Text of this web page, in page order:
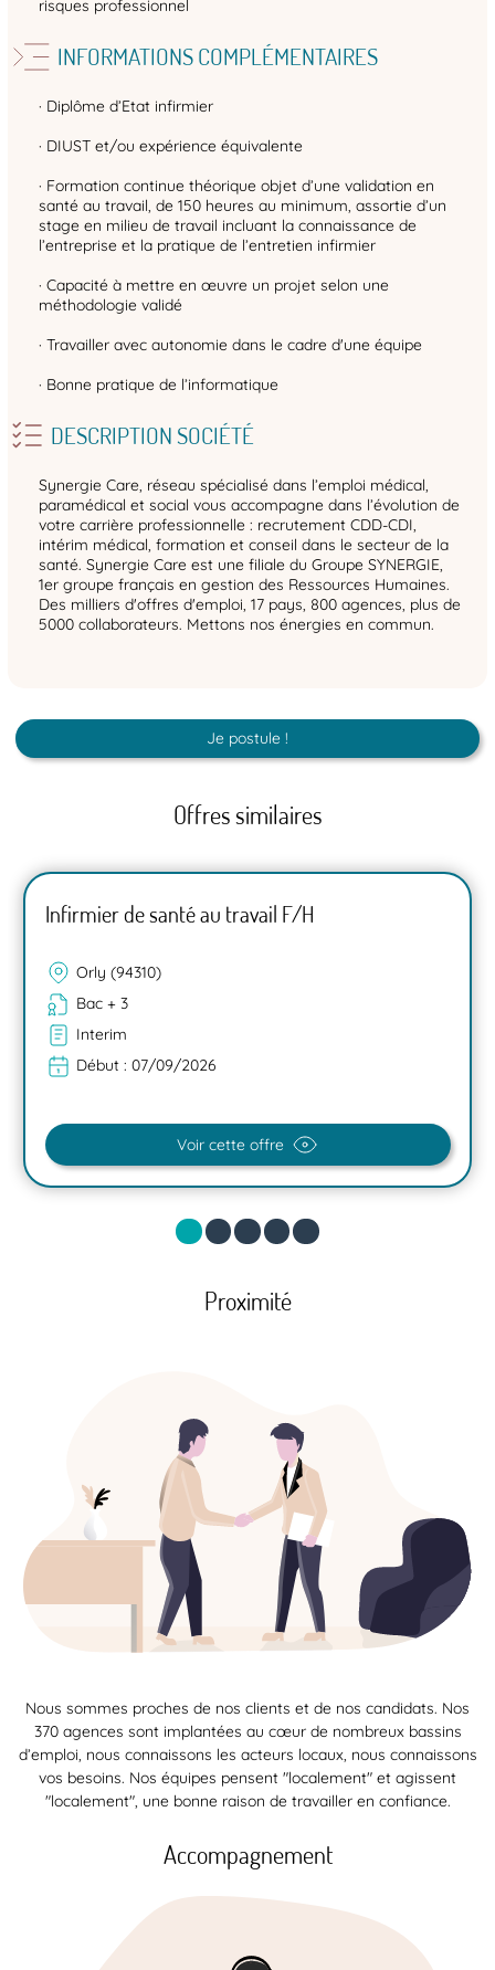
risques professionnel
INFORMATIONS COMPLÉMENTAIRES
· Diplôme d’Etat infirmier
· DIUST et/ou expérience équivalente
· Formation continue théorique objet d’une validation en
santé au travail, de 150 heures au minimum, assortie d’un
stage en milieu de travail incluant la connaissance de
l’entreprise et la pratique de l’entretien infirmier
· Capacité à mettre en œuvre un projet selon une
méthodologie validé
· Travailler avec autonomie dans le cadre d'une équipe
· Bonne pratique de l’informatique
DESCRIPTION SOCIÉTÉ
Synergie Care, réseau spécialisé dans l’emploi médical,
paramédical et social vous accompagne dans l’évolution de
votre carrière professionnelle : recrutement CDD-CDI,
intérim médical, formation et conseil dans le secteur de la
santé. Synergie Care est une filiale du Groupe SYNERGIE,
1er groupe français en gestion des Ressources Humaines.
Des milliers d'offres d'emploi, 17 pays, 800 agences, plus de
5000 collaborateurs. Mettons nos énergies en commun.
Je postule !
Offres similaires
Infirmier de santé au travail F/H
Orly (94310)
Bac + 3
Interim
Début : 07/09/2026
Voir cette offre
Proximité
Nous sommes proches de nos clients et de nos candidats. Nos
370 agences sont implantées au cœur de nombreux bassins
d’emploi, nous connaissons les acteurs locaux, nous connaissons
vos besoins. Nos équipes pensent "localement" et agissent
"localement", une bonne raison de travailler en confiance.
Accompagnement